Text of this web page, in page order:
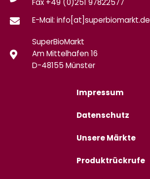
Fax +49 (0)251 97822577
E-Mail: info[at]superbiomarkt.de
SuperBioMarkt
Am Mittelhafen 16
D-48155 Münster
Impressum
Datenschutz
Unsere Märkte
Produktrückrufe